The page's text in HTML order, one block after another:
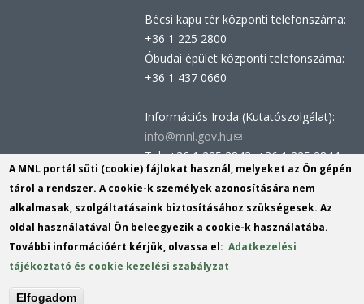
e-
Bécsi kapu tér központi telefonszáma:
+36 1 225 2800
Óbudai épület központi telefonszáma:
+36 1 437 0660
Információs Iroda (Kutatószolgálat):
info@mnl.gov.hu(link
sends
e-
mail)
Tel.: +36 1 225 2843, +36 1 225 2844
Postacím: 1014 Budapest, Bécsi kapu
tér 2-4.
Felnőttképzési nyilvántartási szám:
B/2020/002162
Engedélyszám: E/2020/000419
A MNL portál süti (cookie) fájlokat használ, melyeket az Ön gépén
tárol a rendszer. A cookie-k személyek azonosítására nem
alkalmasak, szolgáltatásaink biztosításához szükségesek. Az
oldal használatával Ön beleegyezik a cookie-k használatába.
További információért kérjük, olvassa el:Adatkezelési
tájékoztató és cookie kezelési szabályzat
Elfogadom